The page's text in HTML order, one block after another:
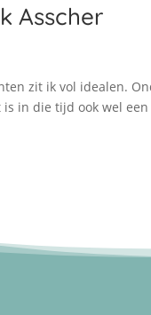
Asscher
zit ik vol idealen.
in die tijd ook wel